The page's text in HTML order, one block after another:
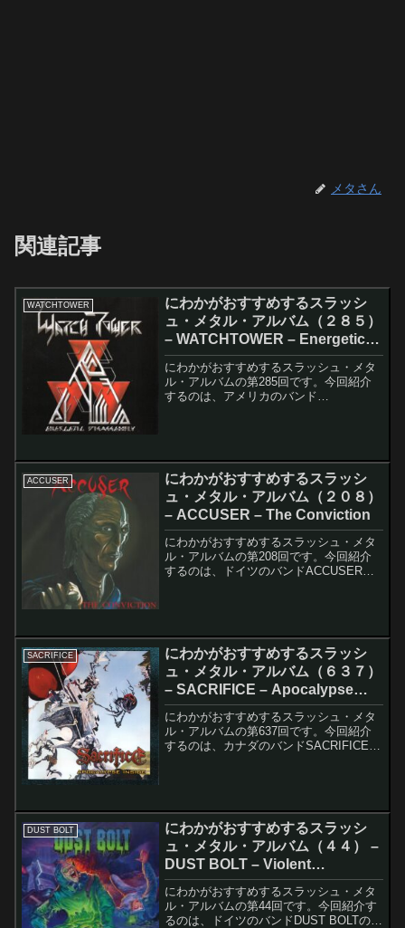
メタさん
関連記事
WATCHTOWER
にわかがおすすめするスラッシ
ュ・メタル・アルバム（２８５）
– WATCHTOWER – Energetic
Disassembly
にわかがおすすめするスラッシュ・メタ
ル・アルバムの第285回です。今回紹介
するのは、アメリカのバンド
ACCUSER
にわかがおすすめするスラッシ
ュ・メタル・アルバム（２０８）
– ACCUSER – The Conviction
にわかがおすすめするスラッシュ・メタ
ル・アルバムの第208回です。今回紹介
するのは、ドイツのバンドACCUSERの
SACRIFICE
にわかがおすすめするスラッシ
ュ・メタル・アルバム（６３７）
– SACRIFICE – Apocalypse
Inside
にわかがおすすめするスラッシュ・メタ
ル・アルバムの第637回です。今回紹介
するのは、カナダのバンドSACRIFICEの
DUST BOLT
にわかがおすすめするスラッシ
ュ・メタル・アルバム（４４） –
DUST BOLT – Violent
Demolition
にわかがおすすめするスラッシュ・メタ
ル・アルバムの第44回です。今回紹介す
るのは、ドイツのバンドDUST BOLTの